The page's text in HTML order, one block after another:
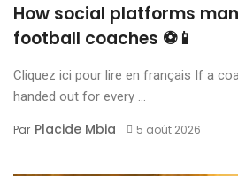
How social platforms
football coaches ⚽📱
Cliquez ici pour lire en français If a
handed out for every ...
Par Placide Mbia 5 août 2026